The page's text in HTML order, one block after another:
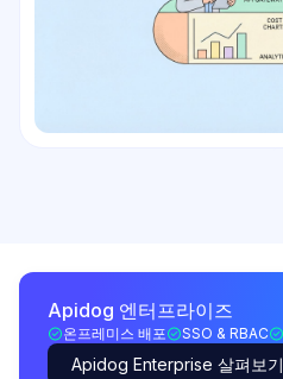
Apidog 엔터프라이즈
온프레미스 배포 SSO & RBAC
Apidog Enterprise 살펴보기